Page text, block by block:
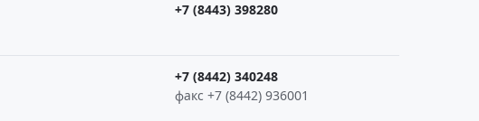
+7 (8443) 398280
+7 (8442) 340248
факс +7 (8442) 936001